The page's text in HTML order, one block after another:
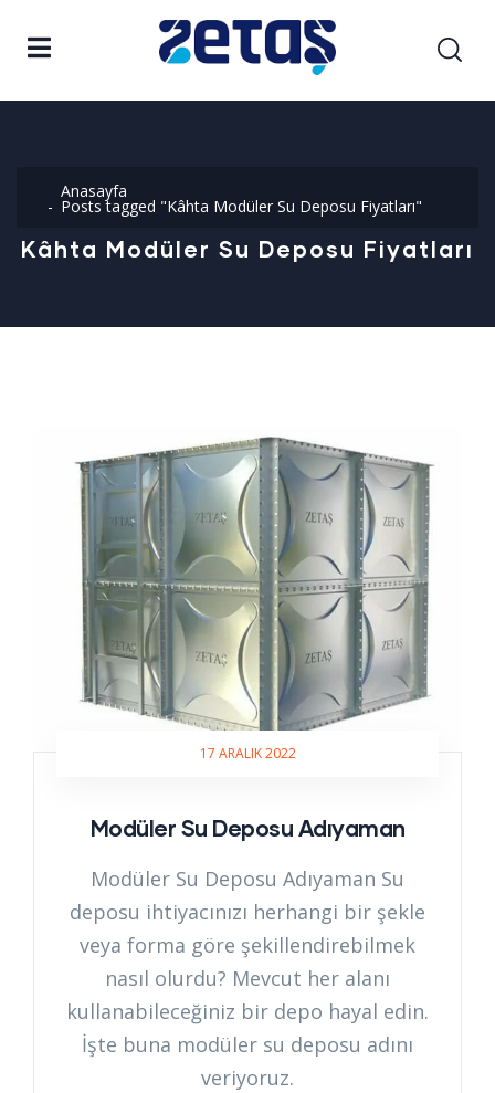
Anasayfa
Posts tagged "Kâhta Modüler Su Deposu Fiyatları"
Kâhta Modüler Su Deposu Fiyatları
17 ARALIK 2022
Modüler Su Deposu Adıyaman
Modüler Su Deposu Adıyaman Su
deposu ihtiyacınızı herhangi bir şekle
veya forma göre şekillendirebilmek
nasıl olurdu? Mevcut her alanı
kullanabileceğiniz bir depo hayal edin.
İşte buna modüler su deposu adını
veriyoruz.